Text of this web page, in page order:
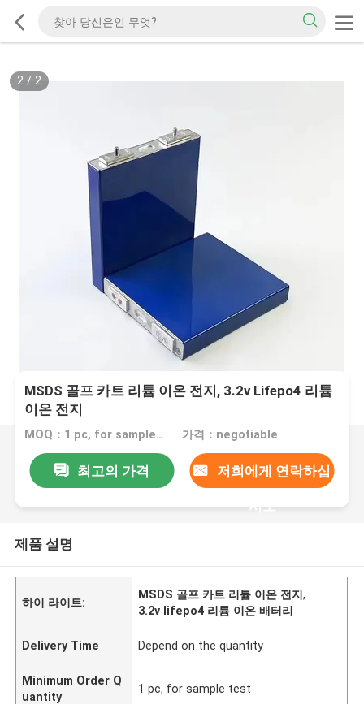
2/ 2
MSDS 골프 카트 리튬 이온 전지, 3.2v Lifepo4 리튬
이온 전지
MOQ：1 pc, for sample test 가격：negotiable
최고의 가격 저희에게 연락하십
시오
제품 설명
하이 라이트:
MSDS 골프 카트 리튬 이온 전지,
3.2v lifepo4 리튬 이온 배터리
Delivery Time Depend on the quantity
Minimum Order Q
uantity
1 pc, for sample test